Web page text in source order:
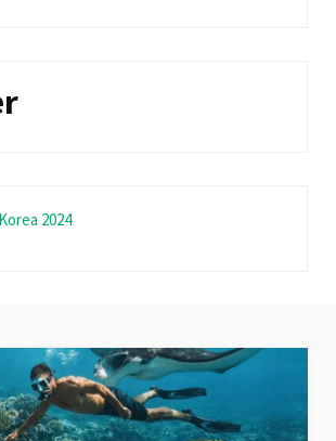
2024